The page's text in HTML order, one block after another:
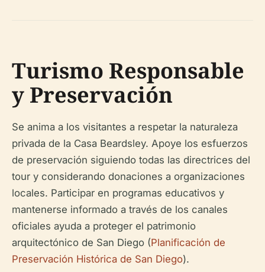
Turismo Responsable
y Preservación
Se anima a los visitantes a respetar la naturaleza
privada de la Casa Beardsley. Apoye los esfuerzos
de preservación siguiendo todas las directrices del
tour y considerando donaciones a organizaciones
locales. Participar en programas educativos y
mantenerse informado a través de los canales
oficiales ayuda a proteger el patrimonio
arquitectónico de San Diego (Planificación de
Preservación Histórica de San Diego).